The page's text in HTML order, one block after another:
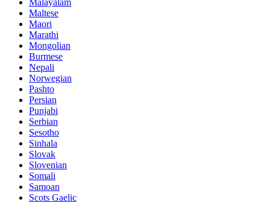
Malayalam
Maltese
Maori
Marathi
Mongolian
Burmese
Nepali
Norwegian
Pashto
Persian
Punjabi
Serbian
Sesotho
Sinhala
Slovak
Slovenian
Somali
Samoan
Scots Gaelic